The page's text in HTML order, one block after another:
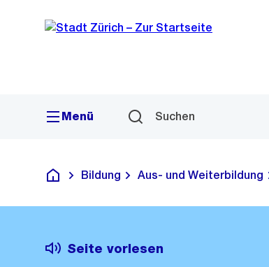
Navigation
Sprunglink
Menü Suchen
Deutsch
Bildung Aus- und Weiterbildung
Seite vorlesen